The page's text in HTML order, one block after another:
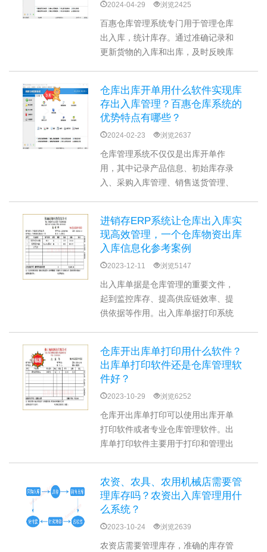
2024-04-29 浏览2425
百惠仓库管理系统专门用于管理仓库
出入库，统计库存。通过准确记录和
更新货物的入库和出库，及时反映库
据分析、单据查询、打印功能等，可
以设置多人使用，根据角色进行权限
设置。是一款功能全面、易于使用的
仓库管理软件。
仓库出库开单用什么软件实现库
存出入库管理？百惠仓库系统的
优势特点有哪些？
2024-02-23 浏览2637
仓库管理系统不仅仅是出库开单作
用，其中记录产品信息、初始库存录
入、采购入库管理、销售送货管理、
系列智能的功能为实现企业库存出入
库管理数字化管理流程提供关键技术
支持。
进销存ERP系统让仓库出入库实
现高效管理，一个仓库物资出库
入库信息化参考案例
2023-12-11 浏览5147
出入库单据是仓库管理的重要文件，
起到监控库存、提高供应链效率、提
供依据等作用。出入库单据打印系统
动形成库存数据，实现销售、采购、
仓库等多个部门出入库信息共享。
仓库开出库单打印用什么软件？
出库单打印软件还是仓库管理软
件好？
2023-10-29 浏览6252
仓库开出库单打印可以使用出库开单
打印软件或者专业仓库管理软件。出
库单打印软件主要用于打印和管理出
括库存管理、入库管理、出库管理、
采购管理、销售管理、库存盘点、货
物跟踪等功能。
农资、农具、农用机械店需要管
理库存吗？农资出入库管理用什
么系统？
2023-10-24 浏览2639
农资店需要管理库存，准确的库存管